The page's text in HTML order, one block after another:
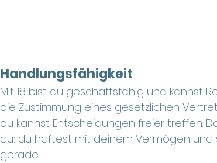
Handlungsfähigkeit
Mit 18 bist du geschäftsfähig und kannst
die Zustimmung eines gesetzlichen
du kannst Entscheidungen freier treffen.
du: du haftest mit deinem Vermögen und
gerade.